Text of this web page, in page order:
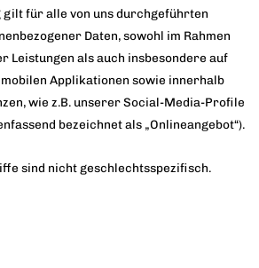
für alle von uns durchgeführten
Daten, sowohl im Rahmen
Leistungen als auch insbesondere auf
Applikationen sowie innerhalb
wie z.B. unserer Social-Media-Profile
bezeichnet als „Onlineangebot“).
sind nicht geschlechtsspezifisch.